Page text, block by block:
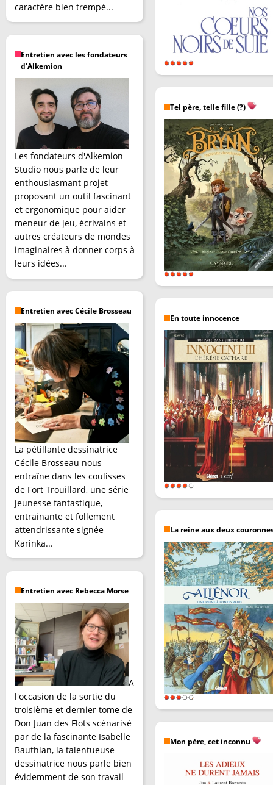
caractère bien trempé...
Entretien avec les fondateurs
d'Alkemion
Les fondateurs d'Alkemion
Studio nous parle de leur
enthousiasmant projet
proposant un outil fascinant
et ergonomique pour aider
meneur de jeu, écrivains et
autres créateurs de mondes
imaginaires à donner corps à
leurs idées...
Entretien avec Cécile Brosseau
La pétillante dessinatrice
Cécile Brosseau nous
entraîne dans les coulisses
de Fort Trouillard, une série
jeunesse fantastique,
entrainante et follement
attendrissante signée
Karinka...
Entretien avec Rebecca Morse
A
l'occasion de la sortie du
troisième et dernier tome de
Don Juan des Flots scénarisé
par de la fascinante Isabelle
Bauthian, la talentueuse
dessinatrice nous parle bien
évidemment de son travail
Tel père, telle fille (?)
En toute innocence
La reine aux deux
Mon père, cet inconnu